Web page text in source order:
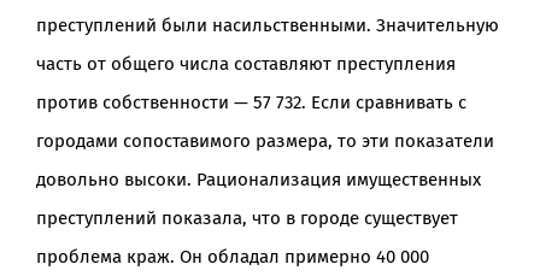
преступлений были насильственными. Значительную
часть от общего числа составляют преступления
против собственности — 57 732. Если сравнивать с
городами сопоставимого размера, то эти показатели
довольно высоки. Рационализация имущественных
преступлений показала, что в городе существует
проблема краж. Он обладал примерно 40 000